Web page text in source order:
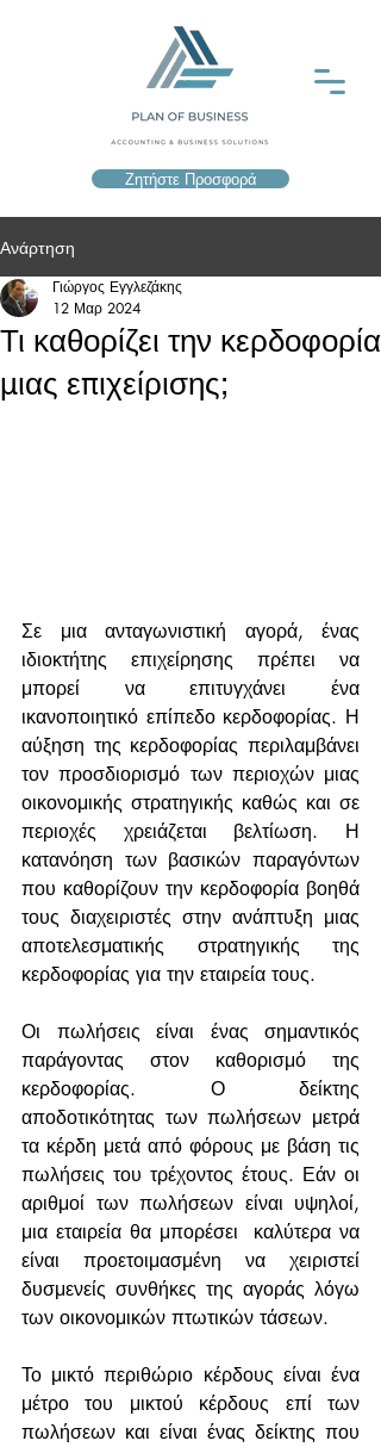
Ζητήστε Προσφορά
Ανάρτηση
Τι καθορίζει την κερδοφορία
μιας επιχείρισης;
Γιώργος Εγγλεζάκης
12 Μαρ 2024
Σε μια ανταγωνιστική αγορά, ένας
ιδιοκτήτης επιχείρησης πρέπει να
μπορεί να επιτυγχάνει ένα
ικανοποιητικό επίπεδο κερδοφορίας. Η
αύξηση της κερδοφορίας περιλαμβάνει
τον προσδιορισμό των περιοχών μιας
οικονομικής στρατηγικής καθώς και σε
περιοχές χρειάζεται βελτίωση. Η
κατανόηση των βασικών παραγόντων
που καθορίζουν την κερδοφορία βοηθά
τους διαχειριστές στην ανάπτυξη μιας
αποτελεσματικής στρατηγικής της
κερδοφορίας για την εταιρεία τους.
Οι πωλήσεις είναι ένας σημαντικός
παράγοντας στον καθορισμό της
κερδοφορίας. Ο δείκτης
αποδοτικότητας των πωλήσεων μετρά
τα κέρδη μετά από φόρους με βάση τις
πωλήσεις του τρέχοντος έτους. Εάν οι
αριθμοί των πωλήσεων είναι υψηλοί,
μια εταιρεία θα μπορέσει  καλύτερα να
είναι προετοιμασμένη να χειριστεί
δυσμενείς συνθήκες της αγοράς λόγω
των οικονομικών πτωτικών τάσεων.
Το μικτό περιθώριο κέρδους είναι ένα
μέτρο του μικτού κέρδους επί των
πωλήσεων και είναι ένας δείκτης που